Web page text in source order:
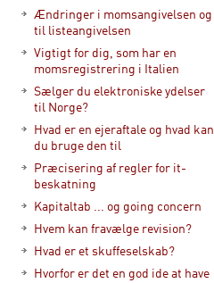
Ændringer i momsangivelsen og
til listeangivelsen
Vigtigt for dig, som har en
momsregistrering i Italien
Sælger du elektroniske ydelser
til Norge?
Hvad er en ejeraftale og hvad kan
du bruge den til
Præcisering af regler for it-
beskatning
Kapitaltab ... og going concern
Hvem kan fravælge revision?
Hvad er et skuffeselskab?
Hvorfor er det en god ide at have